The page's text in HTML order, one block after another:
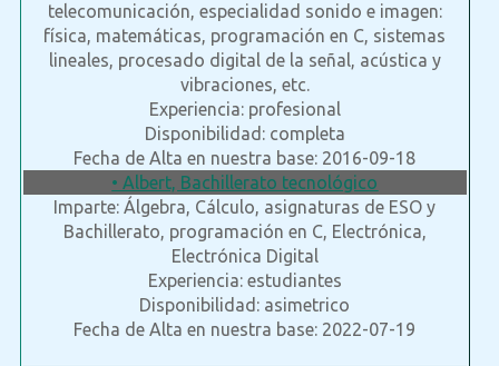
telecomunicación, especialidad sonido e imagen:
física, matemáticas, programación en C, sistemas
lineales, procesado digital de la señal, acústica y
vibraciones, etc.
Experiencia: profesional
Disponibilidad: completa
Fecha de Alta en nuestra base: 2016-09-18
• Albert, Bachillerato tecnológico
Imparte: Álgebra, Cálculo, asignaturas de ESO y
Bachillerato, programación en C, Electrónica,
Electrónica Digital
Experiencia: estudiantes
Disponibilidad: asimetrico
Fecha de Alta en nuestra base: 2022-07-19